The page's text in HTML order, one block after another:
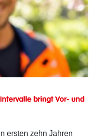
bringt Vor- und
ersten zehn Jahren